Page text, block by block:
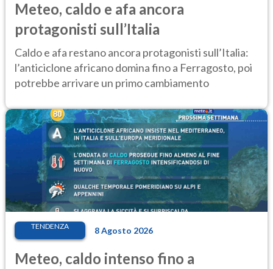
Meteo, caldo e afa ancora
protagonisti sull’Italia
Caldo e afa restano ancora protagonisti sull’Italia:
l’anticiclone africano domina fino a Ferragosto, poi
potrebbe arrivare un primo cambiamento
TENDENZA 8 Agosto 2026
Meteo, caldo intenso fino a